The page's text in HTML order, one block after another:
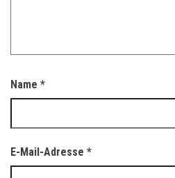
Name *
E-Mail-Adresse *